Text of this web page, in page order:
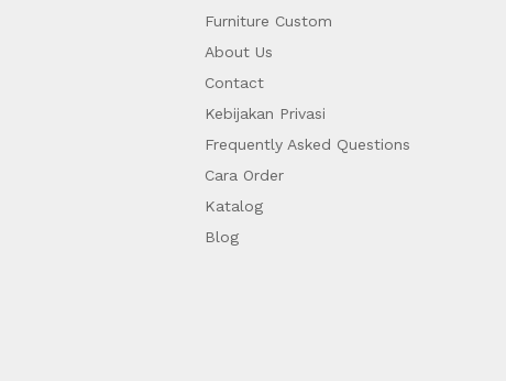
Furniture Custom
About Us
Contact
Kebijakan Privasi
Frequently Asked Questions
Cara Order
Katalog
Blog